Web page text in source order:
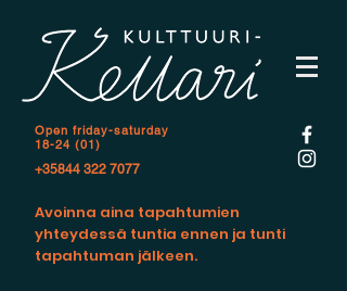
Open friday-saturday
18-24 (01)
+35844 322 7077
Avoinna aina tapahtumien
yhteydessä tuntia ennen ja tunti
tapahtuman jälkeen.